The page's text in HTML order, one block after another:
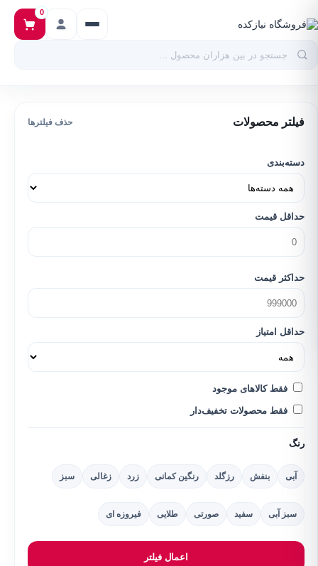
0
فیلتر محصولات حذف فیلترها
دسته‌بندی
حداقل قیمت
حداکثر قیمت
حداقل امتیاز
فقط کالاهای موجود
فقط محصولات تخفیف‌دار
رنگ
آبی بنفش رزگلد رنگین کمانی زرد زغالی سبز
سبز آبی سفید صورتی طلایی فیروزه ای
اعمال فیلتر